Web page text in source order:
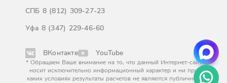
СПБ 8 (812) 309-27-23
Уфа 8 (347) 229-46-60
ВКонтакте YouTube
* Обращаем Ваше внимание на то, что данный Интернет-сайт
носит исключительно информационный характер и ни при
каких условиях результаты расчетов не являются публичной